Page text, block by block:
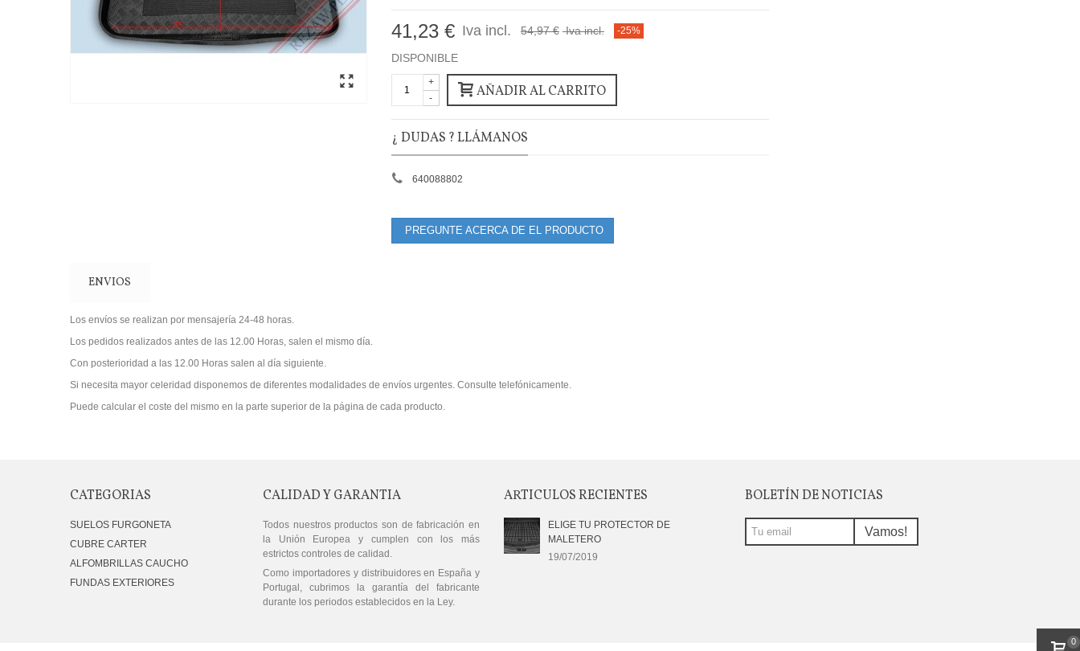
41,23 € Iva incl. 54,97 € Iva incl. -25%
DISPONIBLE
-
+
AÑADIR AL CARRITO
¿ DUDAS ? LLÁMANOS
640088802
PREGUNTE ACERCA DE EL PRODUCTO
ENVIOS
Los envíos se realizan por mensajería 24-48 horas.
Los pedidos realizados antes de las 12.00 Horas, salen el mismo día.
Con posterioridad a las 12.00 Horas salen al día siguiente.
Si necesita mayor celeridad disponemos de diferentes modalidades de envíos urgentes. Consulte telefónicamente.
Puede calcular el coste del mismo en la parte superior de la página de cada producto.
CATEGORIAS
SUELOS FURGONETA
CUBRE CARTER
ALFOMBRILLAS CAUCHO
FUNDAS EXTERIORES
CALIDAD Y GARANTIA
Todos nuestros productos son de fabricación en
la Unión Europea y cumplen con los más
estrictos controles de calidad.
Como importadores y distribuidores en España y
Portugal, cubrimos la garantía del fabricante
durante los periodos establecidos en la Ley.
ARTICULOS RECIENTES
ELIGE TU PROTECTOR DE
MALETERO
19/07/2019
BOLETÍN DE NOTICIAS
Vamos!
0